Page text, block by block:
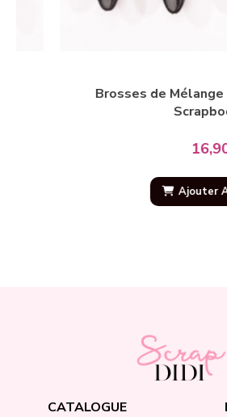
Brosses de Mélange (4
Scrapbooking
16,90€
Ajouter Au
CATALOGUE